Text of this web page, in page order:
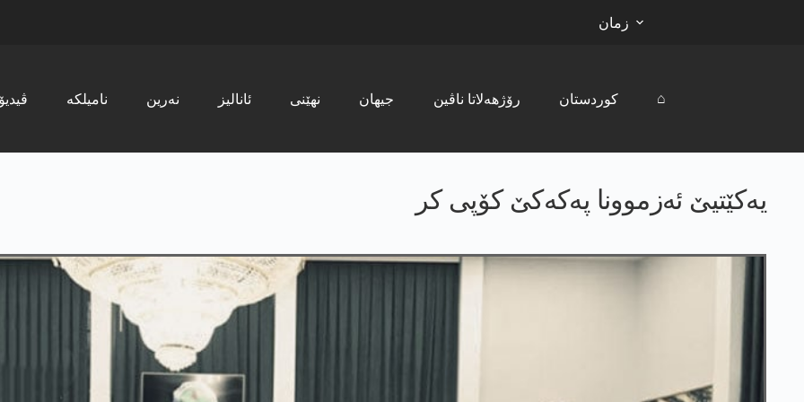
زمان
ڤیدیۆ نامیلکە نەرین ئانالیز نھێنی جیھان رۆژھەلاتا ناڤین کوردستان ⌂
یه‌كێتیێ ئه‌زموونا په‌كه‌كێ كۆپی كر